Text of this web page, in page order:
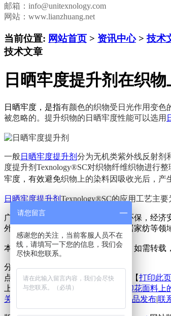
邮箱： info@unitexnology.com
网站：www.lianzhuang.net
当前位置: 网站首页 > 资讯中心>技术
技术文章
日晒牢度提升剂在织物
日晒牢度，是指有颜色的织物受日光作用变色
被忽略的。提升织物的日晒牢度性能可以选用
一般日晒牢度提升剂 分为无机类紫外线反射剂
度提升剂Texnology®SC对织物纤维织物进行
牢度，有效避免织物上的染料因吸收光后，产
日晒牢度提升剂Texnology®SC的应用工艺主
广州联庄科技有限公司专注于节能环保，经
外运动，医疗卫生，工装制服，家居家纺等领
本文来源于广州联庄科技有限公司，如需转载
分享到：
点击次数：更新时间：2021-05-19 【打印此页
上一条：湿摩擦牢度提升剂在涤纶印花面料上
关于联庄
新品发布联
请您留言
感谢您的关注，当前客服人员不在
线，请填写一下您的信息，我们会
尽快和您联系。